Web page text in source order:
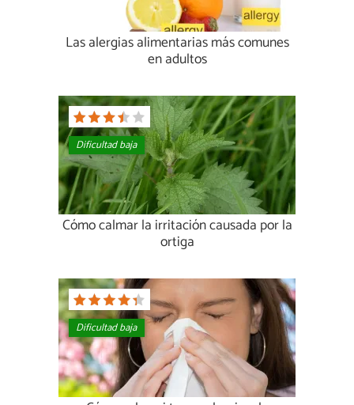
Las alergias alimentarias más comunes
en adultos
Dificultad baja
Cómo calmar la irritación causada por la
ortiga
Dificultad baja